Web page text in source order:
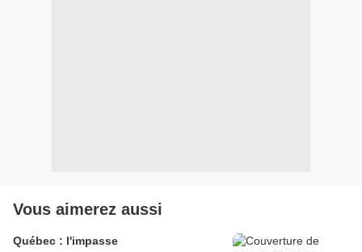
Vous aimerez aussi
Québec : l'impasse